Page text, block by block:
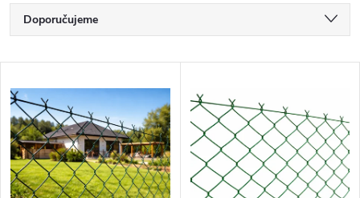
Ř
a
z
e
n
Doporučujeme
Nejprodávanější
Abecedně
V
ý
p